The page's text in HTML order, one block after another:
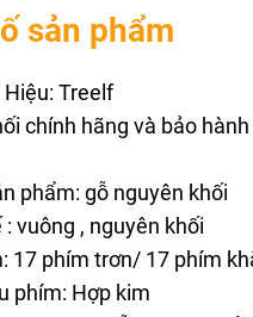
sản phẩm
Treelf
chính hãng và bảo hành
phẩm: gỗ nguyên khối
vuông , nguyên khối
17 phím trơn/ 17 phím
phím: Hợp kim